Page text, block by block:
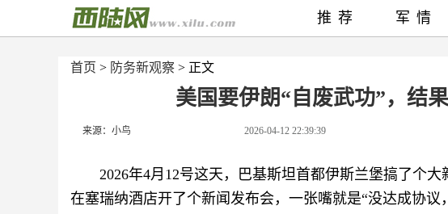
首页 > 防务新观察 > 正文
美国要伊朗“自废武功”，结
来源：小鸟 2026-04-12 22:39:39
2026年4月12号这天，巴基斯坦首都伊斯兰堡搞了个大
在塞瑞纳酒店开了个新闻发布会，一张嘴就是“没达成协
推荐 军情